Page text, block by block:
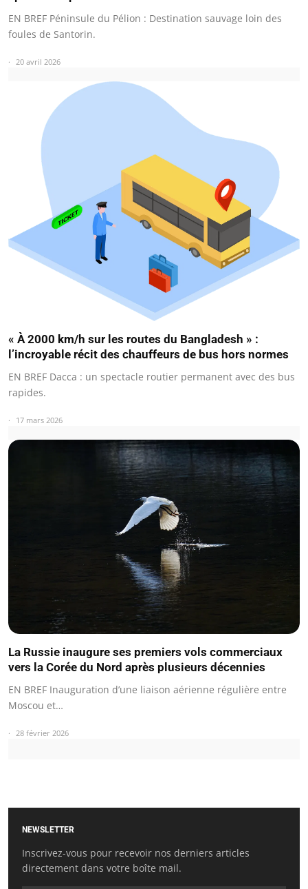
EN BREF Péninsule du Pélion : Destination sauvage loin des
foules de Santorin.
20 avril 2026
« À 2000 km/h sur les routes du Bangladesh » :
l’incroyable récit des chauffeurs de bus hors normes
EN BREF Dacca : un spectacle routier permanent avec des bus
rapides.
17 mars 2026
La Russie inaugure ses premiers vols commerciaux
vers la Corée du Nord après plusieurs décennies
EN BREF Inauguration d’une liaison aérienne régulière entre
Moscou et…
28 février 2026
NEWSLETTER
Inscrivez-vous pour recevoir nos derniers articles
directement dans votre boîte mail.